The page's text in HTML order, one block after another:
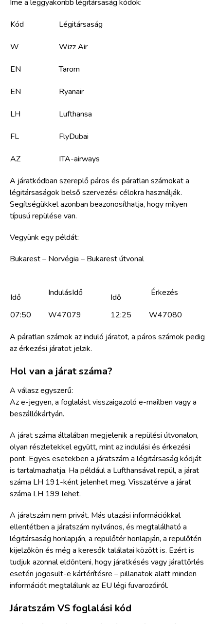
Íme a leggyakoribb légitársaság kódok:
Kód Légitársaság
W Wizz Air
EN Tarom
EN Ryanair
LH Lufthansa
FL FlyDubai
AZ ITA-airways
A járatkódban szereplő páros és páratlan számokat a
légitársaságok belső szervezési célokra használják.
Segítségükkel azonban beazonosíthatja, hogy milyen
típusú repülése van.
Vegyünk egy példát:
Bukarest – Norvégia – Bukarest útvonal
Idő IndulásIdő Idő Érkezés
07:50 W47079 12:25 W47080
A páratlan számok az induló járatot, a páros számok pedig
az érkezési járatot jelzik.
Hol van a járat száma?
A válasz egyszerű:
Az e-jegyen, a foglalást visszaigazoló e-mailben vagy a
beszállókártyán.
A járat száma általában megjelenik a repülési útvonalon,
olyan részletekkel együtt, mint az indulási és érkezési
pont. Egyes esetekben a járatszám a légitársaság kódját
is tartalmazhatja. Ha például a Lufthansával repül, a járat
száma LH 191-ként jelenhet meg. Visszatérve a járat
száma LH 199 lehet.
A járatszám nem privát. Más utazási információkkal
ellentétben a járatszám nyilvános, és megtalálható a
légitársaság honlapján, a repülőtér honlapján, a repülőtéri
kijelzőkön és még a keresők találatai között is. Ezért is
tudjuk azonnal eldönteni, hogy járatkésés vagy járattörlés
esetén jogosult-e kártérítésre – pillanatok alatt minden
információt megtalálunk az EU légi fuvarozóiról.
Járatszám VS foglalási kód